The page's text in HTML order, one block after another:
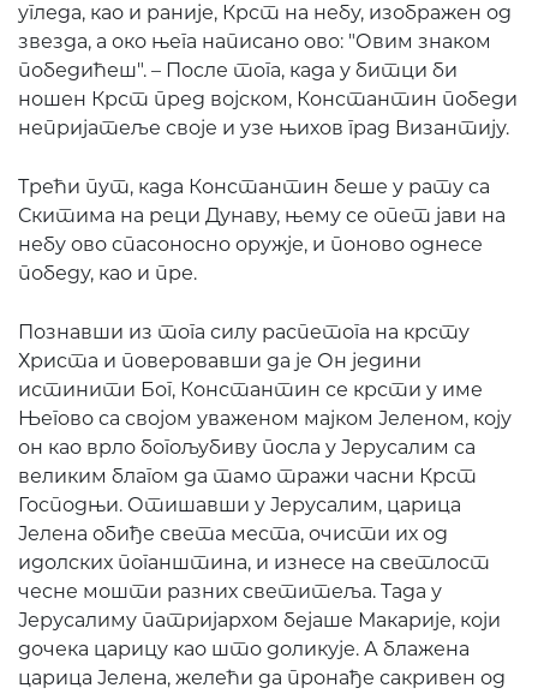
угледа, као и раније, Крст на небу, изображен од
звезда, а око њега написано ово: "Овим знаком
победићеш". – После тога, када у битци би
ношен Крст пред војском, Константин победи
непријатеље своје и узе њихов град Византију.
Трећи пут, када Константин беше у рату са
Скитима на реци Дунаву, њему се опет јави на
небу ово спасоносно оружје, и поново однесе
победу, као и пре.
Познавши из тога силу распетога на крсту
Христа и поверовавши да је Он једини
истинити Бог, Константин се крсти у име
Његово са својом уваженом мајком Јеленом, коју
он као врло богољубиву посла у Јерусалим са
великим благом да тамо тражи часни Крст
Господњи. Отишавши у Јерусалим, царица
Јелена обиђе света места, очисти их од
идолских поганштина, и изнесе на светлост
чесне мошти разних светитеља. Тада у
Јерусалиму патријархом бејаше Макарије, који
дочека царицу као што доликује. А блажена
царица Јелена, желећи да пронађе сакривен од